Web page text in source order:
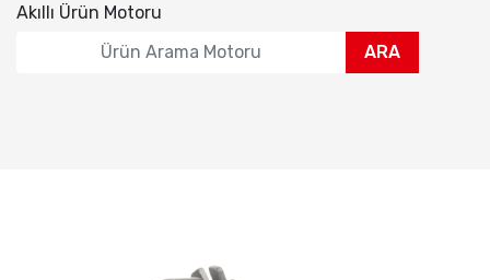
Akıllı Ürün Motoru
ARA